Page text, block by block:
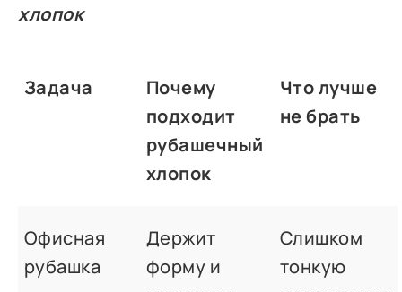
хлопок
Задача
Почему
подходит
рубашечный
хлопок
Что лучше
не брать
Офисная
рубашка
Держит
форму и
Слишком
тонкую